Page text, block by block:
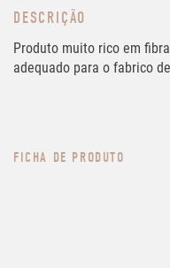
DESCRIÇÃO
Produto muito rico em
adequado para o fabrico
FICHA DE PRODUTO